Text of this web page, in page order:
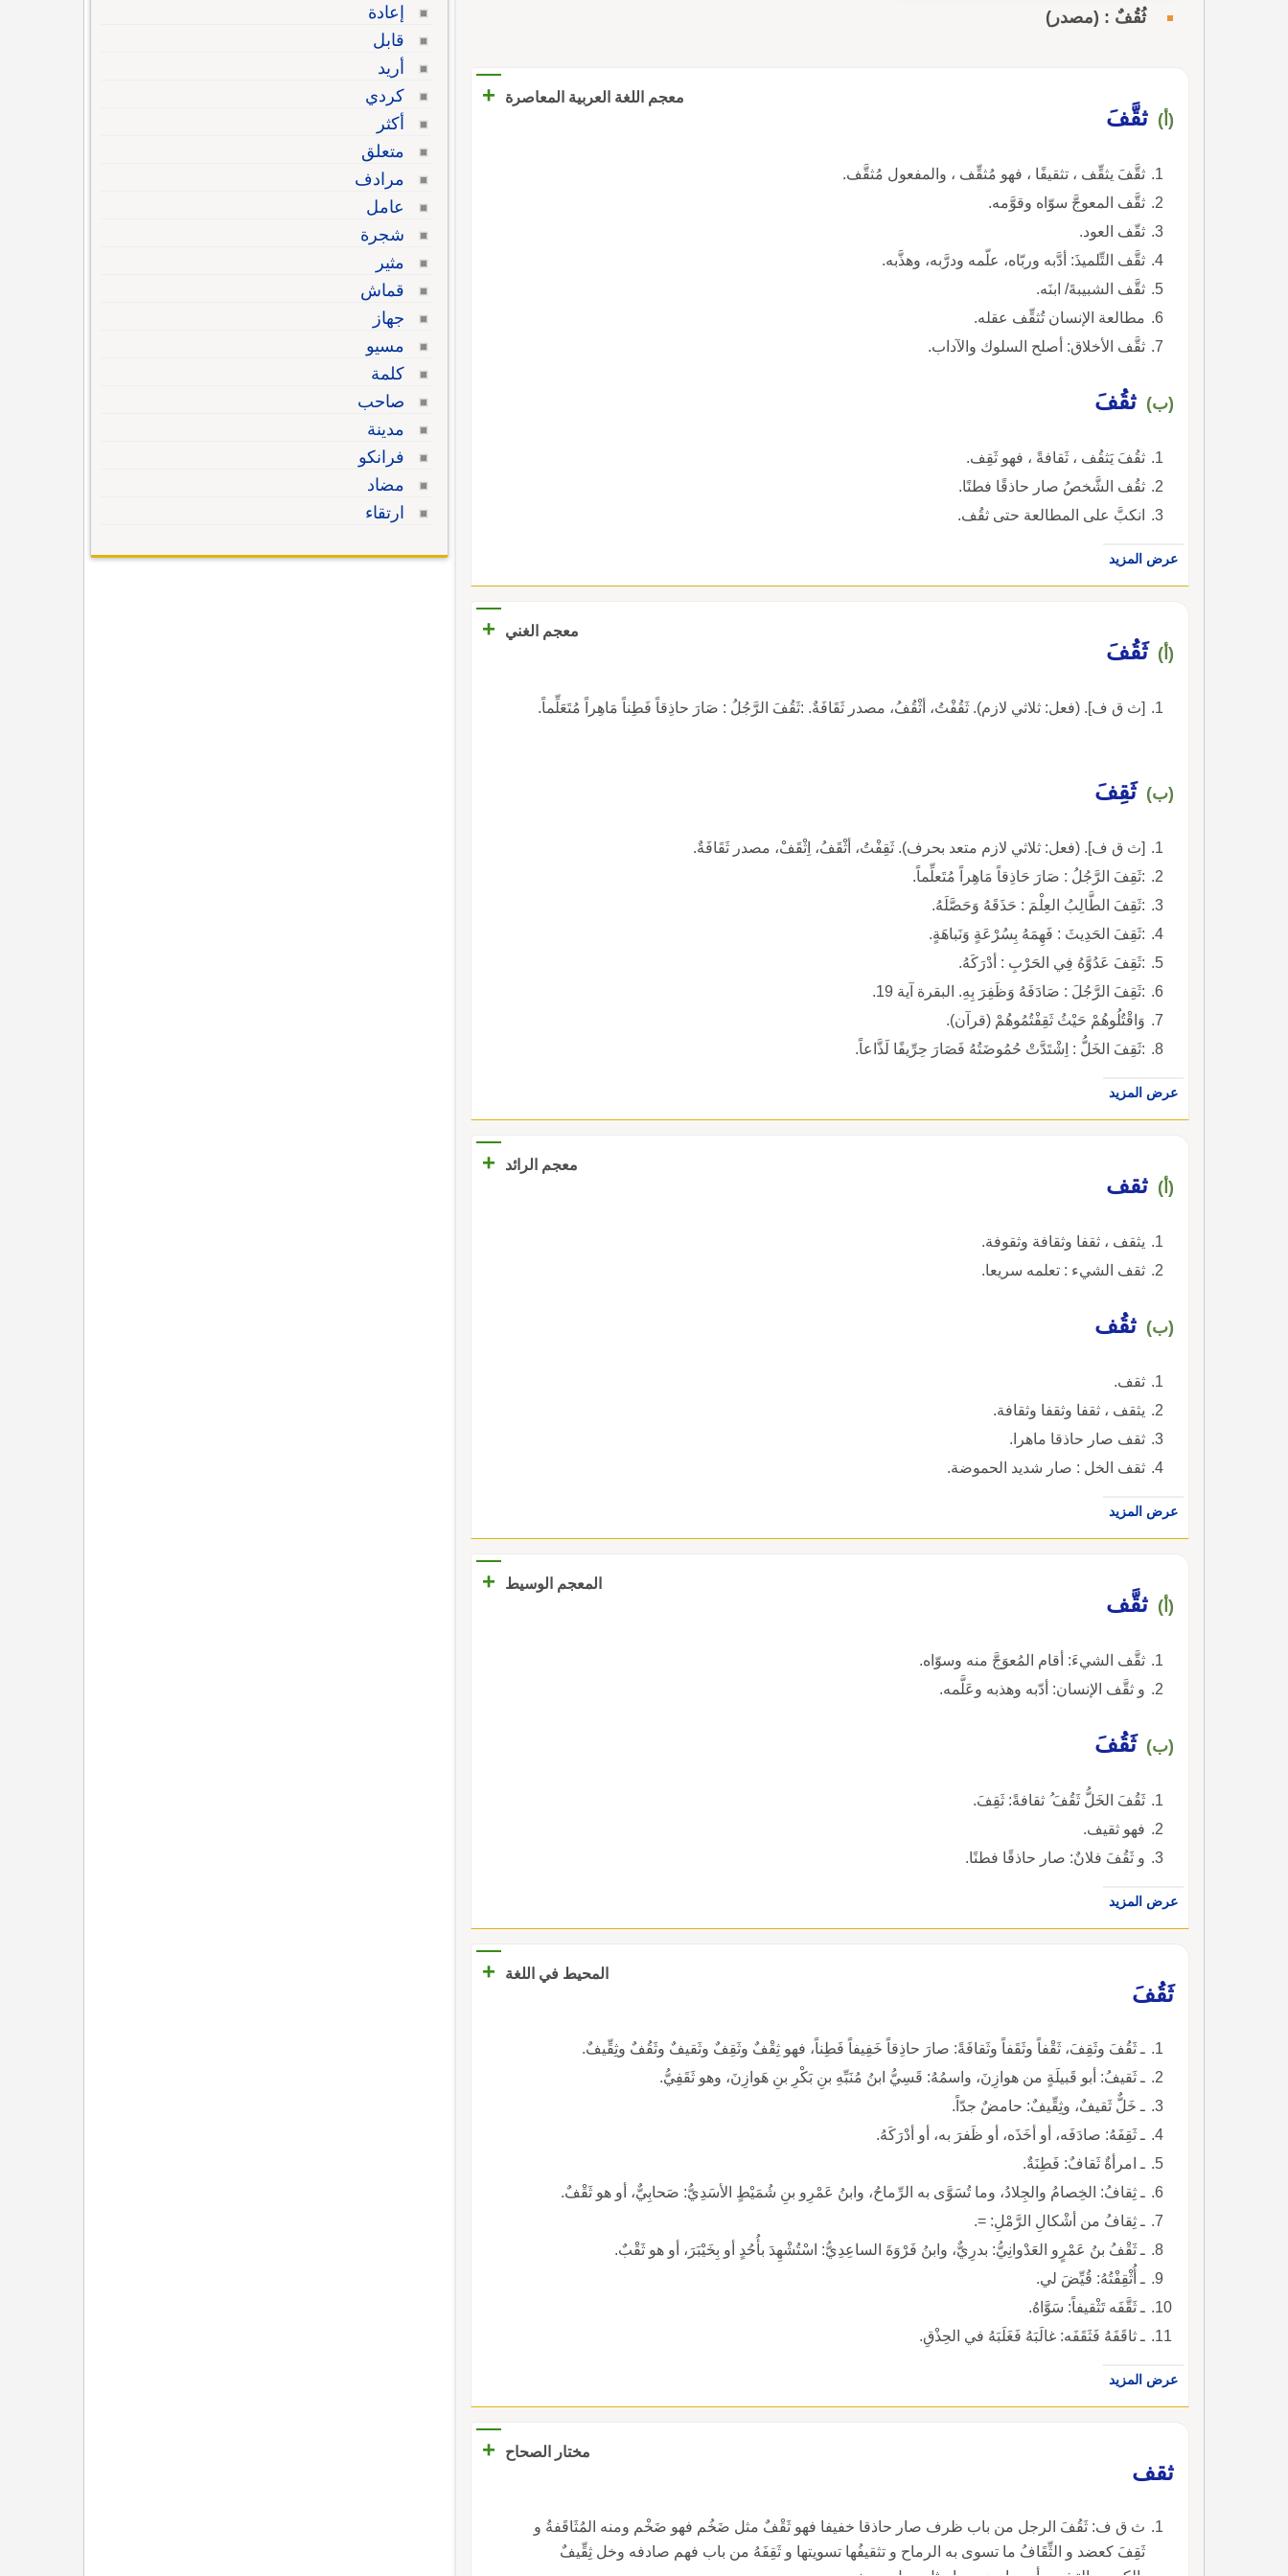
ثُقُفٌ : (مصدر)
معجم اللغة العربية المعاصرة +
(أ) ثقَّفَ
ثقَّفَ يثقِّف ، تثقيفًا ، فهو مُثقِّف ، والمفعول مُثقَّف.
ثقَّف المعوجَّ سوّاه وقوَّمه.
ثقّف العود.
ثقَّف التِّلميذَ: أدَّبه وربّاه، علّمه ودرَّبه، وهذَّبه.
ثقَّف الشبيبةَ/ ابنَه.
مطالعة الإنسان تُثقِّف عقله.
ثقَّف الأخلاق: أصلح السلوك والآداب.
(ب) ثقُفَ
ثقُفَ يَثقُف ، ثَقافةً ، فهو ثَقِف.
ثقُف الشَّخصُ صار حاذقًا فطنًا.
انكبَّ على المطالعة حتى ثقُف.
عرض المزيد
معجم الغني +
(أ) ثَقُفَ
[ث ق ف]. (فعل: ثلاثي لازم). ثَقُفْتُ، أثْقُفُ، مصدر ثَقَافَةٌ. :ثَقُفَ الرَّجُلُ : صَارَ حاذِقاً فَطِناً مَاهِراً مُتَعَلِّماً.
(ب) ثَقِفَ
[ث ق ف]. (فعل: ثلاثي لازم متعد بحرف). ثَقِفْتُ، أثْقَفُ، اِثْقَفْ، مصدر ثَقَافَةٌ.
:ثَقِفَ الرَّجُلُ : صَارَ حَاذِقاً مَاهِراً مُتَعلِّماً.
:ثَقِفَ الطَّالِبُ العِلْمَ : حَذَقَهُ وَحَصَّلَهُ.
:ثَقِفَ الحَدِيثَ : فَهِمَهُ بِسُرْعَةٍ وَنَباهَةٍ.
:ثَقِفَ عَدُوَّهُ فِي الحَرْبِ : أدْرَكَهُ.
:ثَقِفَ الرَّجُلَ : صَادَفَهُ وَظَفِرَ بِهِ. البقرة آية 19.
وَاقْتُلُوهُمْ حَيْثُ ثَقِفْتُمُوهُمْ (قرآن).
:ثَقِفَ الخَلُّ : اِشْتَدَّتْ حُمُوضَتُهُ فَصَارَ حِرِّيفًا لَذَّاعاً.
عرض المزيد
معجم الرائد +
(أ) ثقف
يثقف ، ثقفا وثقافة وثقوفة.
ثقف الشيء : تعلمه سريعا.
(ب) ثقُف
ثقف.
يثقف ، ثقفا وثقفا وثقافة.
ثقف صار حاذقا ماهرا.
ثقف الخل : صار شديد الحموضة.
عرض المزيد
المعجم الوسيط +
(أ) ثقَّف
ثقَّف الشيءَ: أقام المُعوَجَّ منه وسوّاه.
و ثقَّف الإنسان: أدّبه وهذبه وعَلَّمه.
(ب) ثَقُفَ
ثَقُفَ الخَلُّ ثَقُفَ ُ ثقافةً: ثَقِفَ.
فهو ثقيف.
و ثَقُفَ فلانٌ: صار حاذقًا فطنًا.
عرض المزيد
المحيط في اللغة
+
ثَقُفَ
ـ ثَقُفَ وثَقِفَ، ثَقْفاً وثَقَفاً وثَقافَةً: صارَ حاذِقاً خَفِيفاً فَطِناً، فهو ثِقْفٌ وثَقِفٌ وثَقيفٌ وثَقُفٌ وثِقِّيفٌ.
ـ ثَقيفُ: أبو قَبيلَةٍ من هوازِنَ، واسمُهُ: قَسِيُّ ابنُ مُنَبِّهِ بنِ بَكْرِ بنِ هَوازِنَ، وهو ثَقَفِيُّ.
ـ خَلٌّ ثَقيفٌ، وثِقِّيفٌ: حامضٌ جدّاً.
ـ ثَقِفَهُ: صادَفَه، أو أخَذَه، أو ظَفرَ به، أو أدْرَكَهُ.
ـ امرأةٌ ثَقافٌ: فَطِنَةٌ.
ـ ثِقافُ: الخِصامُ والجِلادُ، وما تُسَوَّى به الرِّماحُ، وابنُ عَمْرِو بنِ شُمَيْطٍ الأسَدِيُّ: صَحابِيٌّ، أو هو ثَقْفٌ.
ـ ثِقافُ من أشْكالِ الرَّمْلِ: =.
ـ ثَقْفُ بنُ عَمْرٍو العَدْوانِيُّ: بدرِيٌّ، وابنُ فَرْوَةَ الساعِدِيُّ: اسْتُشْهِدَ بأُحُدٍ أو بِخَيْبَرَ، أو هو ثَقْبٌ.
ـ أُثْقِفْتُهُ: قُيِّضَ لي.
ـ ثَقَّفَه تَثْقيفاً: سَوَّاهُ.
ـ ثاقَفَهُ فَثَقَفَه: غالَبَهُ فَغَلَبَهُ في الحِذْقِ.
عرض المزيد
مختار الصحاح
+
ثقف
ث ق ف: ثَقُفَ الرجل من باب ظرف صار حاذقا خفيفا فهو ثَقْفٌ مثل ضَخُم فهو ضَخْم ومنه المُثَاقَفةُ و
ثَقِفَ كعضد و الثِّقَافُ ما تسوى به الرماح و تثقيفُها تسويتها و ثَقِفَهُ من باب فهم صادفه وخل ثِقِّيفٌ
إعادة
قابل
أريد
كردي
أكثر
متعلق
مرادف
عامل
شجرة
مثير
قماش
جهاز
مسيو
كلمة
صاحب
مدينة
فرانكو
مضاد
ارتقاء